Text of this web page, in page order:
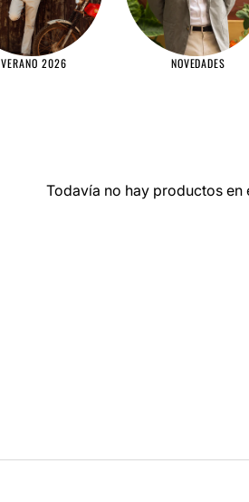
VERANO 2026 NOVEDADES
Todavía no hay productos en